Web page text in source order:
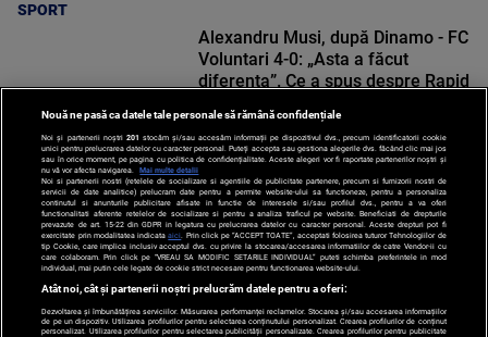
SPORT
SPORT
Alexandru Musi, după Dinamo - FC
Voluntari 4-0: „Asta a făcut
diferența”. Ce a spus despre Rapid
Nouă ne pasă ca datele tale personale să rămână confidențiale
Noi și partenerii noștri 201 stocăm și/sau accesăm informații pe dispozitivul dvs., precum identificatorii cookie
unici pentru prelucrarea datelor cu caracter personal. Puteți accepta sau gestiona alegerile dvs. făcând clic mai jos
sau în orice moment, pe pagina cu politica de confidențialitate. Aceste alegeri vor fi raportate partenerilor noștri și
nu vă vor afecta navigarea.
Mai multe detalii
Noi si partenerii nostri (retelele de socializare si agentiile de publicitate partenere, precum si furnizorii nostri de
servicii de date analitice) prelucram date pentru a permite website-ului sa functioneze, pentru a personaliza
continutul si anunturile publicitare afisate in functie de interesele si/sau profilul dvs., pentru a va oferi
functionalitati aferente retelelor de socializare si pentru a analiza traficul pe website. Beneficiati de drepturile
prevazute de art. 15-22 din GDPR in legatura cu prelucrarea datelor cu caracter personal. Aceste drepturi pot fi
exercitate prin modalitatea indicataaici . Prin click pe “ACCEPT TOATE”, acceptati folosirea tuturor Tehnologiilor de
tip Cookie, care implica inclusiv acceptul dvs. cu privire la stocarea/accesarea informatiilor de catre Vendor-ii cu
care colaboram. Prin click pe “VREAU SA MODIFIC SETARILE INDIVIDUAL” puteti schimba preferintele in mod
individual, mai putin cele legate de cookie strict necesare pentru functionarea website-ului.
Atât noi, cât și partenerii noștri prelucrăm datele pentru a oferi:
Dezvoltarea și îmbunătățirea serviciilor. Măsurarea performanței reclamelor. Stocarea și/sau accesarea informațiilor
de pe un dispozitiv. Utilizarea profilurilor pentru selectarea conținutului personalizat. Crearea profilurilor de conținut
personalizat. Utilizarea profilurilor pentru selectarea publicității personalizate. Crearea profilurilor pentru publicitate